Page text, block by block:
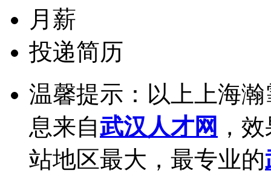
月薪
投递简历
温馨提示：以上上海
息来自武汉人才网 ，
站地区最大，最专业的